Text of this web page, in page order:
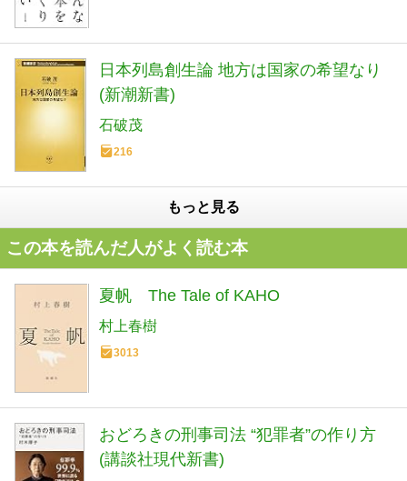
日本列島創生論 地方は国家の希望なり
(新潮新書)
石破茂
216
もっと見る
この本を読んだ人がよく読む本
夏帆 The Tale of KAHO
村上春樹
3013
おどろきの刑事司法 “犯罪者”の作り方
(講談社現代新書)